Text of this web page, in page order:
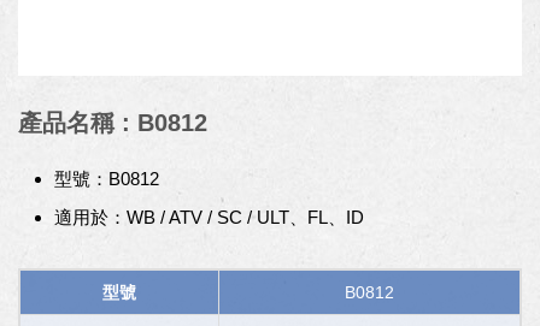
產品名稱 : B0812
型號：B0812
適用於：WB / ATV / SC / ULT、FL、ID
型號 B0812